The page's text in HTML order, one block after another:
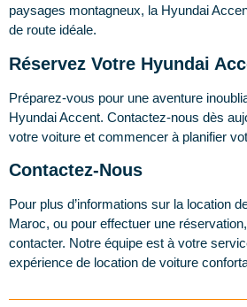
paysages montagneux, la Hyundai
de route idéale.
Réservez Votre Hyundai
Préparez-vous pour une aventure
Hyundai Accent. Contactez-nous dès
votre voiture et commencer à planifier
Contactez-Nous
Pour plus d’informations sur la location
Maroc, ou pour effectuer une
contacter. Notre équipe est à votre
expérience de location de voiture